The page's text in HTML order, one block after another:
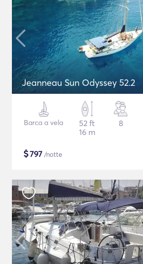
Jeanneau Sun Odyssey 52.2
Barca a vela
52 ft
16 m
8
$797 /notte